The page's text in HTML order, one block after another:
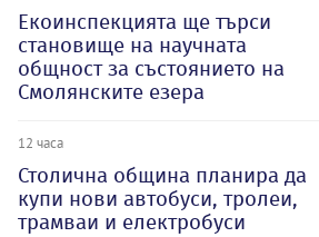
Екоинспекцията ще търси
становище на научната
общност за състоянието на
Смолянските езера
12 часа
Столична община планира да
купи нови автобуси, тролеи,
трамваи и електробуси